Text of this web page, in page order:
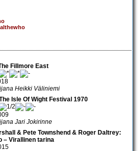
Fillmore East
Heikki Väliniemi
Isle Of Wight Festival 1970
Jari Jokirinne
& Pete Townshend & Roger Daltrey:
– Virallinen tarina